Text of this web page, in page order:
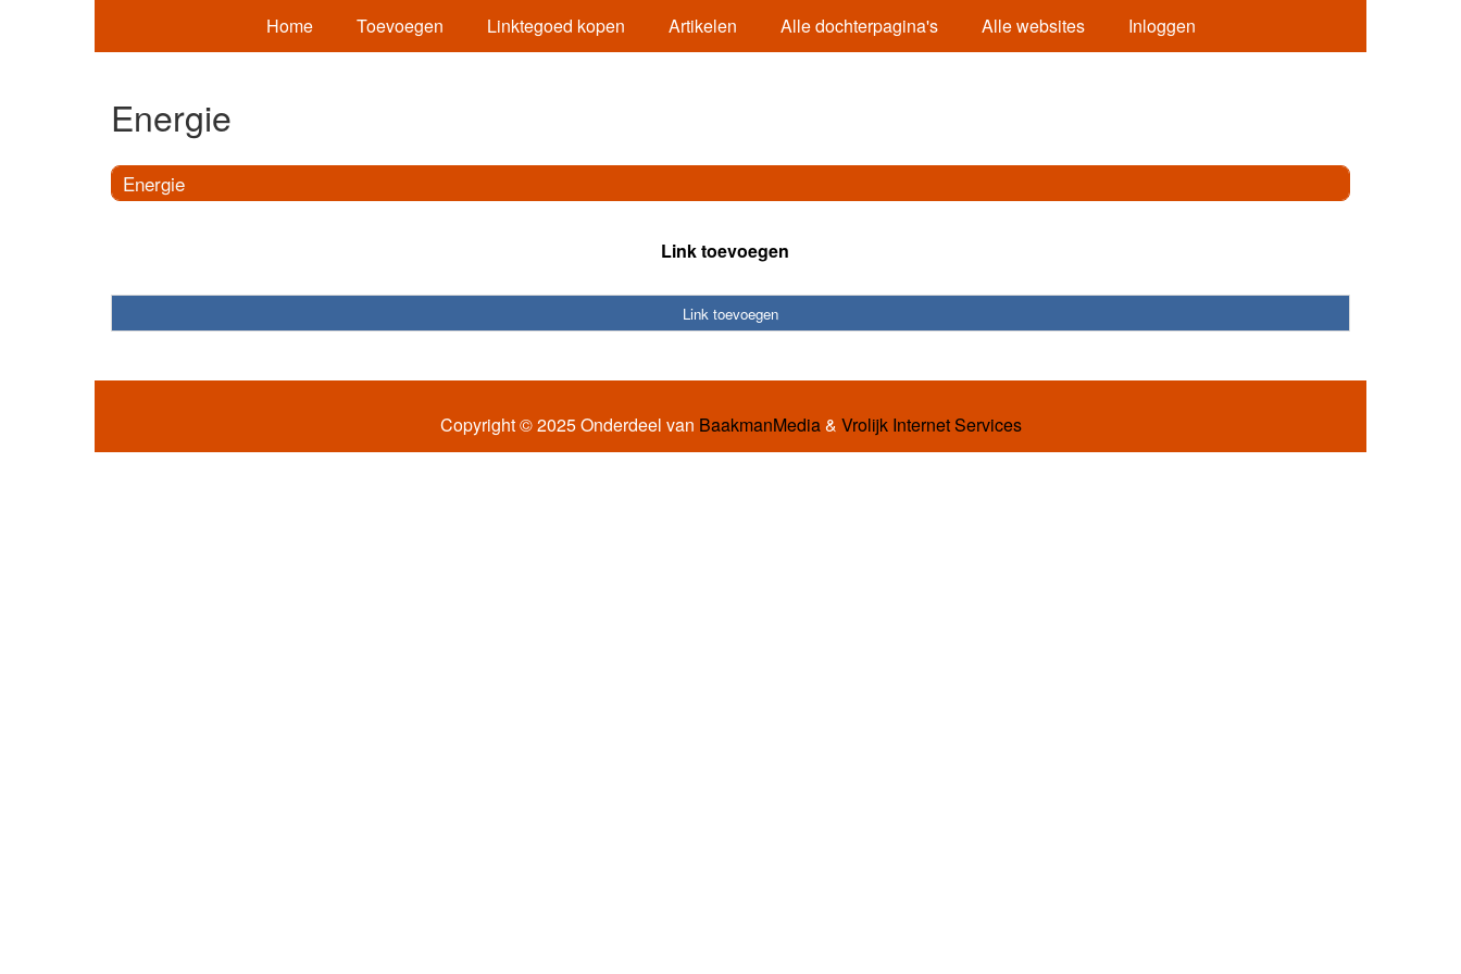
Home Toevoegen Linktegoed kopen Artikelen Alle dochterpagina's Alle websites Inloggen
Energie
Energie
Link toevoegen
Link toevoegen
Copyright © 2025 Onderdeel van BaakmanMedia& Vrolijk Internet Services